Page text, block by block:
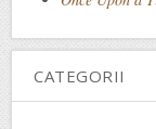
CATEGORII